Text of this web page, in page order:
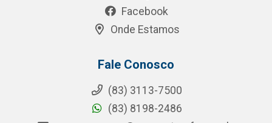
Facebook
Onde Estamos
Fale Conosco
(83) 3113-7500
(83) 8198-2486